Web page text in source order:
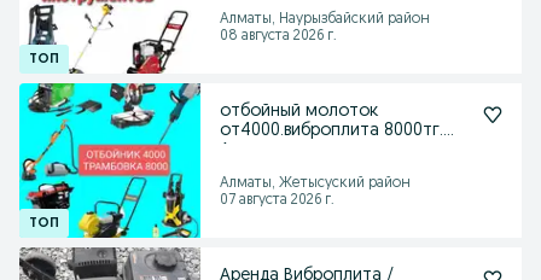
Алматы, Наурызбайский район
08 августа 2026 г.
отбойный молоток
от4000.виброплита 8000тг.
Алматы, Жетысуский район
07 августа 2026 г.
Аренда Виброплита /